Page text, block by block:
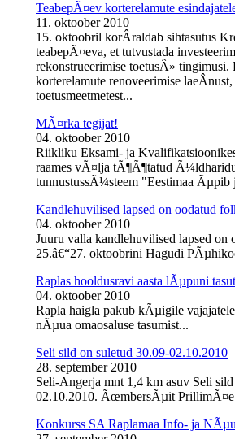
TeabepÃ¤ev korterelamute
11. oktoober 2010
15. oktoobril korÂ­raldab sihtasutus
teabepÃ¤eva, et tutvustada
rekonstrueerimise toetusÂ»
korterelamute renoveerimise
toetusmeetmetest...
MÃ¤rka tegijat!
04. oktoober 2010
Riikliku Eksami- ja
raames vÃ¤lja tÃ¶Ã¶tatud
tunnustussÃ¼steem "Eestimaa
Kandlehuvilised lapsed on oodatud
04. oktoober 2010
Juuru valla kandlehuvilised lapsed
25.â€“27. oktoobrini Hagudi
Raplas hooldusravi aasta lÃµpuni
04. oktoober 2010
Rapla haigla pakub kÃµigile
nÃµua omaosaluse tasumist...
Seli sild on suletud 30.09-02.10.2010
28. september 2010
Seli-Angerja mnt 1,4 km asuv Seli
02.10.2010. ÃœmbersÃµit
Konkurss SA Raplamaa Info- ja